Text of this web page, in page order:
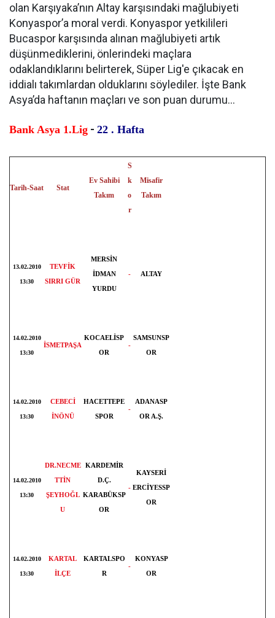
olan Karşıyaka’nın Altay karşısındaki mağlubiyeti
Konyaspor’a moral verdi. Konyaspor yetkilileri
Bucaspor karşısında alınan mağlubiyeti artık
düşünmediklerini, önlerindeki maçlara
odaklandıklarını belirterek, Süper Lig'e çıkacak en
iddialı takımlardan olduklarını söylediler. İşte Bank
Asya’da haftanın maçları ve son puan durumu…
Bank Asya 1.Lig - 22 . Hafta
Tarih-Saat Stat
Ev Sahibi
Takım
S
k
o
r
Misafir
Takım
13.02.2010
13:30
TEVFİK
SIRRI GÜR
MERSİN
İDMAN
YURDU
- ALTAY
14.02.2010
13:30
İSMETPAŞA
KOCAELİSP
OR
-
SAMSUNSP
OR
14.02.2010
13:30
CEBECİ
İNÖNÜ
HACETTEPE
SPOR
-
ADANASP
OR A.Ş.
14.02.2010
13:30
DR.NECME
TTİN
ŞEYHOĞL
U
KARDEMİR
D.Ç.
KARABÜKSP
OR
-
KAYSERİ
ERCİYESSP
OR
14.02.2010
13:30
KARTAL
İLÇE
KARTALSPO
R
-
KONYASP
OR